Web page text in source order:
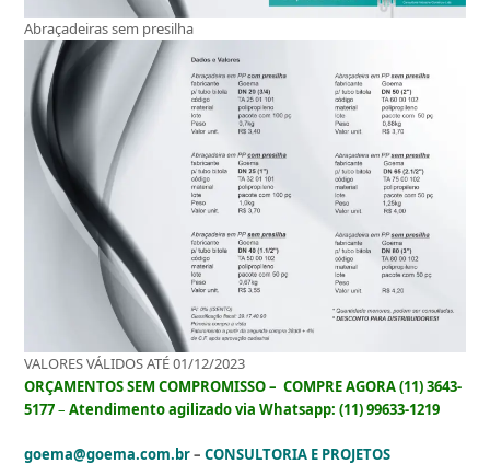
Abraçadeiras sem presilha
VALORES VÁLIDOS ATÉ 01/12/2023
ORÇAMENTOS SEM COMPROMISSO – COMPRE AGORA (11) 3643-
5177–Atendimento agilizado via Whatsapp: (11) 99633-1219
goema@goema.com.br–CONSULTORIA E PROJETOS